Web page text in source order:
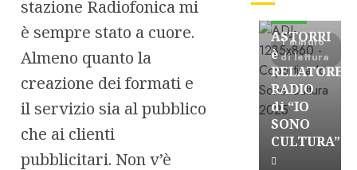
stazione Radiofonica mi
è sempre stato a cuore.
Almeno quanto la
creazione dei formati e
il servizio sia al pubblico
che ai clienti
pubblicitari. Non v’è
1 minuto
di lettura
ASTORRI
è
RELATORE
RADIO
di “IO
SONO
CULTURA”